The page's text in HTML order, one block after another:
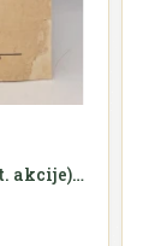
akcije) u